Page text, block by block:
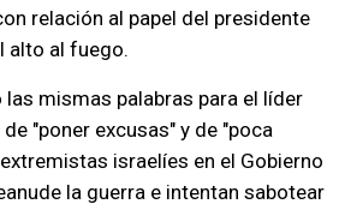
relación al papel del presidente
alto al fuego.
las mismas palabras para el líder
"poner excusas" y de "poca
israelíes en el Gobierno
la guerra e intentan sabotear